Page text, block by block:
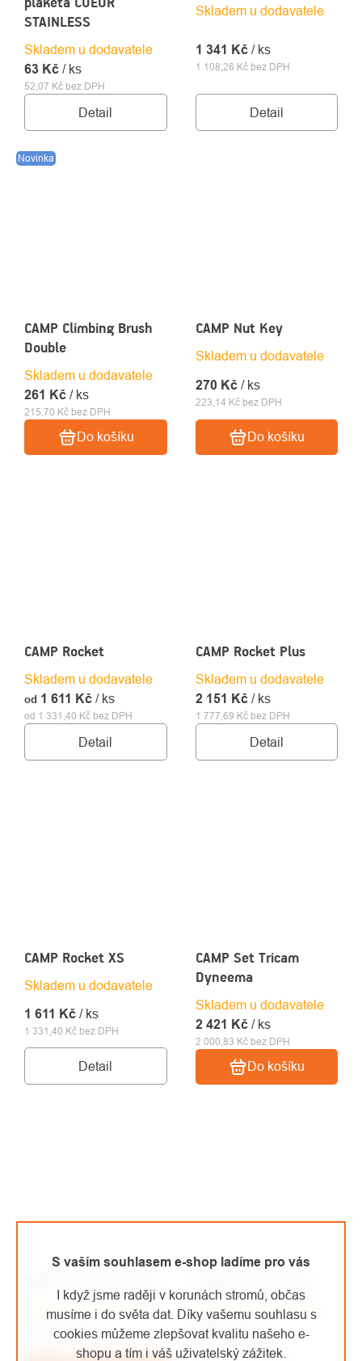
S vaším souhlasem e-shop ladíme pro vás
I když jsme raději v korunách stromů, občas
musíme i do světa dat. Díky vašemu souhlasu s
cookies můžeme zlepšovat kvalitu našeho e-
shopu a tím i váš uživatelský zážitek.
STAINLESS
Skladem u dodavatele
52,07 Kč bez DPH
63 Kč / ks
Detail
Skladem u dodavatele
1 108,26 Kč bez DPH
1 341 Kč / ks
Detail
Novinka
CAMP Climbing Brush
Double
Skladem u dodavatele
215,70 Kč bez DPH
261 Kč / ks
Do košíku
CAMP Nut Key
Skladem u dodavatele
223,14 Kč bez DPH
270 Kč / ks
Do košíku
CAMP Rocket
Skladem u dodavatele
od 1 331,40 Kč bez DPH
od 1 611 Kč / ks
Detail
CAMP Rocket Plus
Skladem u dodavatele
1 777,69 Kč bez DPH
2 151 Kč / ks
Detail
CAMP Rocket XS
Skladem u dodavatele
1 331,40 Kč bez DPH
1 611 Kč / ks
Detail
CAMP Set Tricam
Dyneema
Skladem u dodavatele
2 000,83 Kč bez DPH
2 421 Kč / ks
Do košíku
Skladem u dodavatele
2 298,35 Kč bez DPH
2 781 Kč/ ks
Skladem u dodavatele
453,72 Kč bez DPH
549 Kč/ ks